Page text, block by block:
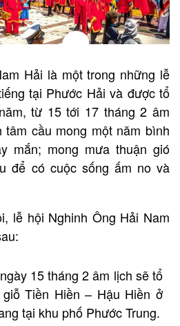
Hải là một trong những lễ
tại Phước Hải và được tổ
từ 15 tới 17 tháng 2 âm
tâm cầu mong một năm bình
mắn; mong mưa thuận gió
để có cuộc sống ấm no và
lễ hội Nghinh Ông Hải Nam
15 tháng 2 âm lịch sẽ tổ
Tiền Hiền – Hậu Hiền ở
tại khu phố Phước Trung.